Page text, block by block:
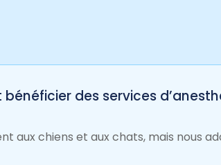
des services
aux chiens et aux chats, mais nous